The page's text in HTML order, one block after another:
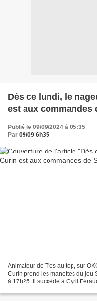
Dès ce lundi, le
est aux commandes
Publié le 09/09/2024 à 05:35
Par 09/09 6h35
Animateur de T'es au top, sur
Curin prend les manettes du jeu
à 17h25. Il succède à Cyril